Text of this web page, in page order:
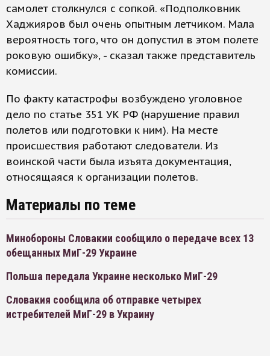
самолет столкнулся с сопкой. «Подполковник
Хаджияров был очень опытным летчиком. Мала
вероятность того, что он допустил в этом полете
роковую ошибку», - сказал также представитель
комиссии.
По факту катастрофы возбуждено уголовное
дело по статье 351 УК РФ (нарушение правил
полетов или подготовки к ним). На месте
происшествия работают следователи. Из
воинской части была изъята документация,
относящаяся к организации полетов.
Материалы по теме
Минобороны Словакии сообщило о передаче всех 13
обещанных МиГ-29 Украине
Польша передала Украине несколько МиГ-29
Словакия сообщила об отправке четырех
истребителей МиГ-29 в Украину